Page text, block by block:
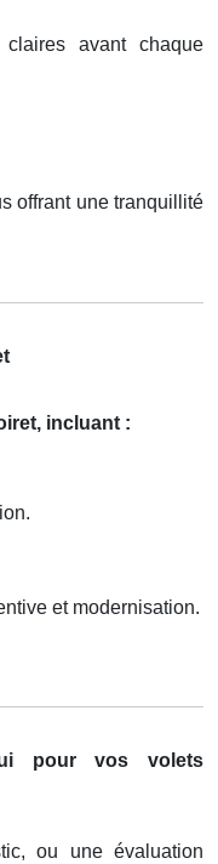
claires avant chaque
offrant une tranquillité
incluant :
et modernisation.
pour vos volets
ou une évaluation